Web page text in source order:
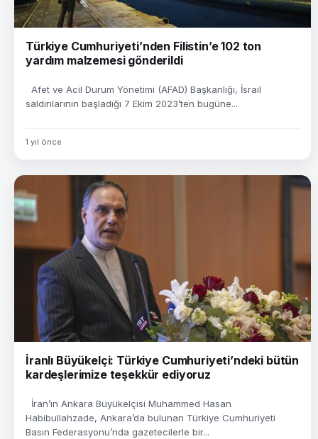
Türkiye Cumhuriyeti’nden Filistin’e 102 ton
yardım malzemesi gönderildi
Afet ve Acil Durum Yönetimi (AFAD) Başkanlığı, İsrail
saldırılarının başladığı 7 Ekim 2023’ten bugüne...
1 yıl önce
İranlı Büyükelçi: Türkiye Cumhuriyeti’ndeki bütün
kardeşlerimize teşekkür ediyoruz
İran’ın Ankara Büyükelçisi Muhammed Hasan
Habibullahzade, Ankara’da bulunan Türkiye Cumhuriyeti
Basın Federasyonu’nda gazetecilerle bir...